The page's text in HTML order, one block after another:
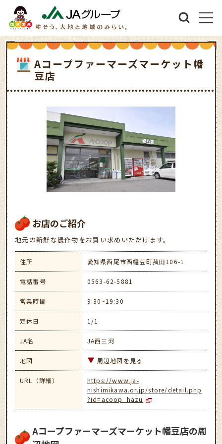
Aコープファーマーズマーケット幡
豆店
お店のご紹介
地元の新鮮な農作物をお買い求めいただけます。
住所 愛知県西尾市西幡豆町菰田106-1
電話番号 0563-62-5881
営業時間 9:30~19:30
定休日 1/1
JA名 JA西三河
地図 周辺地図を見る
URL（詳細）
https://www.ja-
nishimikawa.or.jp/store/detail.php
?id=acoop_hazu
Aコープファーマーズマーケット幡豆店の周